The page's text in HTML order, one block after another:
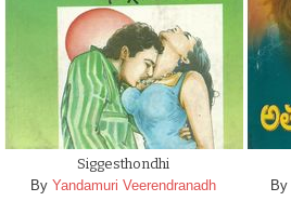
Siggesthondhi
By Yandamuri Veerendranadh
By